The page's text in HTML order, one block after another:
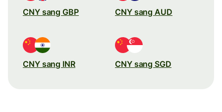
CNY sang GBP CNY sang AUD
CNY sang INR CNY sang SGD